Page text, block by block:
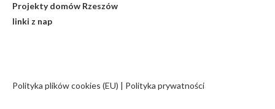
Projekty domów Rzeszów
linki z nap
Polityka plików cookies (EU) | Polityka prywatności